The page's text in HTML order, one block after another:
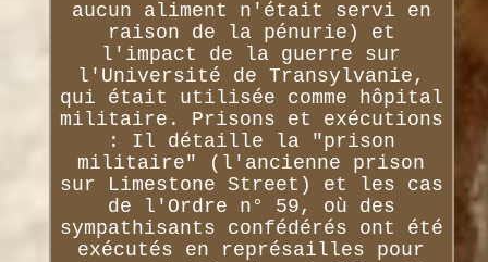
aucun aliment n'était servi en
raison de la pénurie) et
l'impact de la guerre sur
l'Université de Transylvanie,
qui était utilisée comme hôpital
militaire. Prisons et exécutions
: Il détaille la "prison
militaire" (l'ancienne prison
sur Limestone Street) et les cas
de l'Ordre n° 59, où des
sympathisants confédérés ont été
exécutés en représailles pour